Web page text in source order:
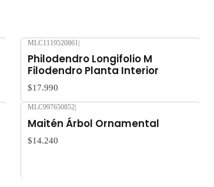
MLC1119520861
Philodendro Longifolio M
Filodendro Planta Interior
$17.990
MLC997650852
Maitén Árbol Ornamental
$14.240